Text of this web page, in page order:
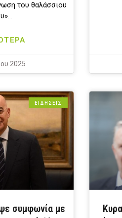
του θαλάσσιου
2025
ΕΙΔΗΣΕΙΣ
συμφωνία με